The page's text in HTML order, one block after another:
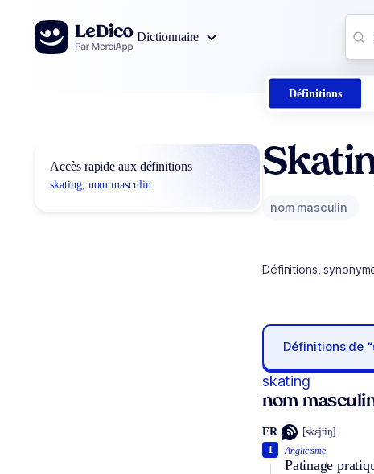
Aller au contenu
Dictionnaire
Définitions
Accès rapide aux définitions
skating, nom masculin
nom masculin
Définitions,
Définitions de
skating
nom
FR [skɛjtiŋ]
Anglicisme.
Patinage
1